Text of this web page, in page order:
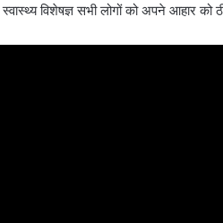
स्वास्थ्य विशेषज्ञ सभी लोगों को अपने आहार